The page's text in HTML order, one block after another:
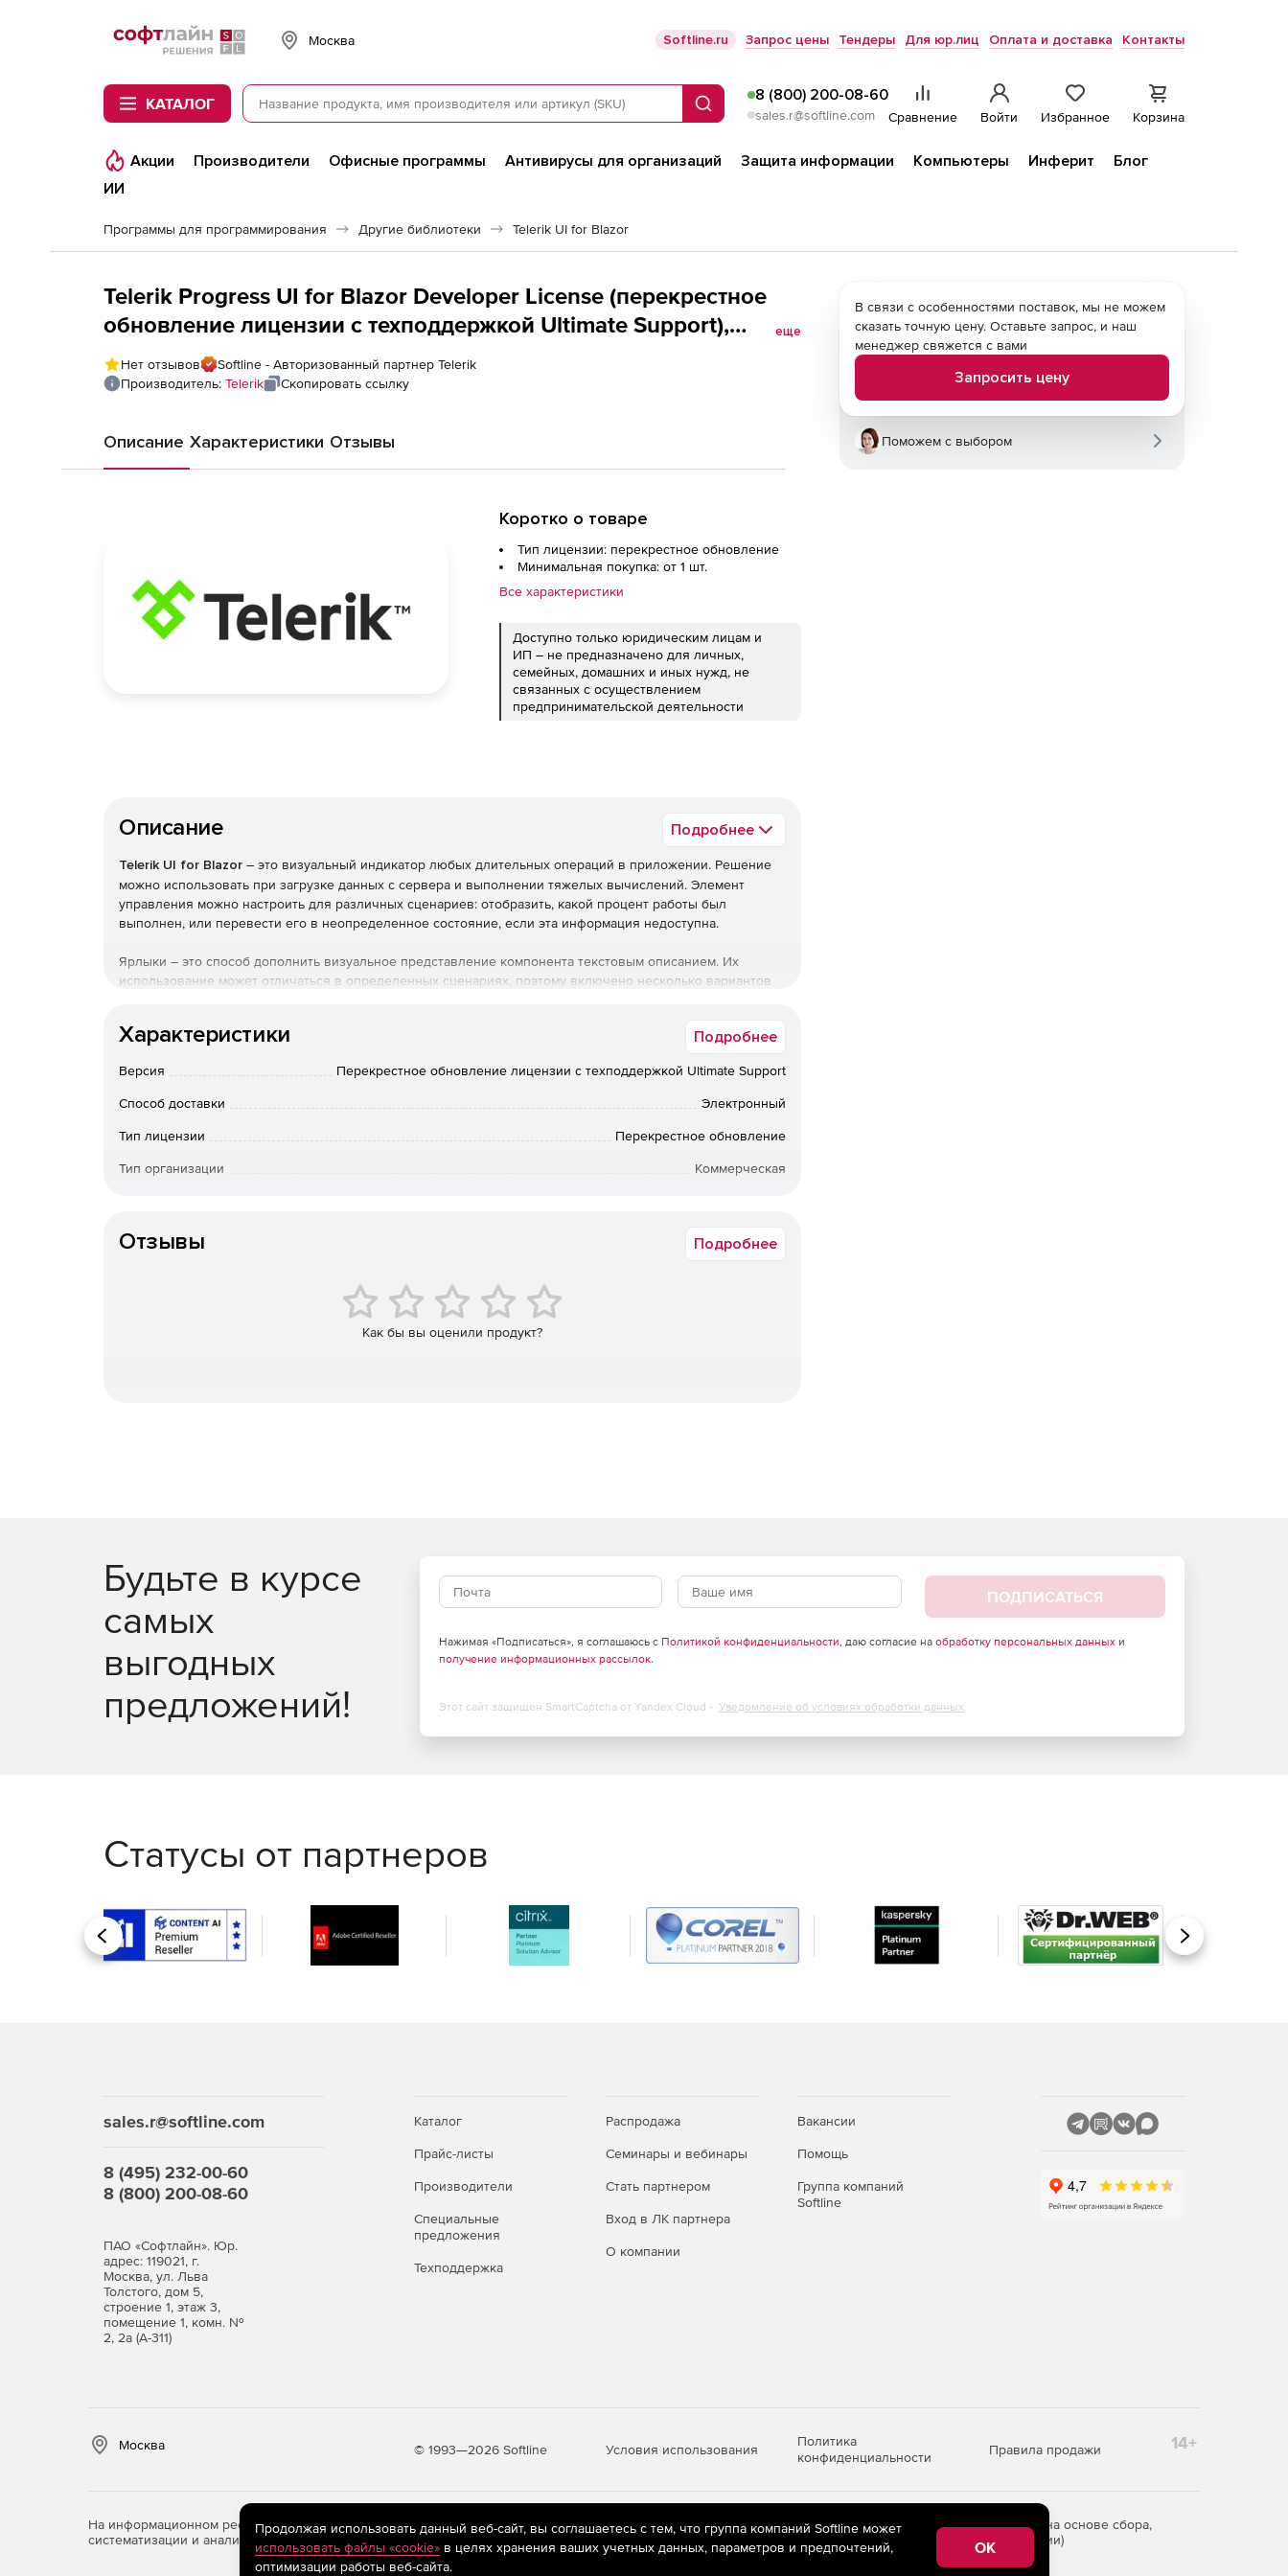
Softline
Москва Softline.ru Запрос цены Тендеры Для юр.лиц Оплата и доставка Контакты
КАТАЛОГ Поиск
8 (800) 200-08-60
sales.r@softline.com Сравнение Войти Избранное Корзина
Акции Производители Офисные программы Антивирусы для организаций Защита информации Компьютеры Инферит
Блог
ИИ
Программы для программирования Другие библиотеки Telerik UI for Blazor
Telerik Progress UI for Blazor Developer License (перекрестное
обновление лицензии с техподдержкой Ultimate Support),
Telerik Progress UI for Blazor Developer License - Ultimate Support
to Progress DevCraft Complete + PHP &amp; JSP 60 day upgrade
еще
Нет отзывов
Softline - Авторизованный партнер Telerik
Производитель: Telerik Скопировать ссылку
Описание Характеристики Отзывы
Коротко о товаре
Тип лицензии: перекрестное обновление
Минимальная покупка: от 1 шт.
Все характеристики
Доступно только юридическим лицам и
ИП – не предназначено для личных,
семейных, домашних и иных нужд, не
связанных с осуществлением
предпринимательской деятельности
Описание Подробнее
Telerik UI for Blazor – это визуальный индикатор любых длительных операций в приложении. Решение
можно использовать при загрузке данных с сервера и выполнении тяжелых вычислений. Элемент
управления можно настроить для различных сценариев: отобразить, какой процент работы был
выполнен, или перевести его в неопределенное состояние, если эта информация недоступна.
Ярлыки – это способ дополнить визуальное представление компонента текстовым описанием. Их
использование может отличаться в определенных сценариях, поэтому включено несколько вариантов
значения атрибута.
Перевод ProgressBar в неопределенное состояние отключает индикатор выполнения. Можно
сколько времени займет текущая операция, но все же покажет им, что программа запущена.
Default (наш собственный стиль), Material (на основе рекомендаций по дизайну материалов) и Bootstrap
Характеристики Подробнее
Версия Перекрестное обновление лицензии с техподдержкой Ultimate Support
Способ доставки Электронный
Тип лицензии Перекрестное обновление
Тип организации Коммерческая
Отзывы Подробнее
Как бы вы оценили продукт?
В связи с особенностями поставок, мы не можем
сказать точную цену. Оставьте запрос, и наш
менеджер свяжется с вами
Запросить цену
Поможем с выбором
Будьте в курсе
самых
выгодных
предложений!
ПОДПИСАТЬСЯ
Нажимая «Подписаться», я соглашаюсь с Политикой конфиденциальности, даю согласие на обработку персональных данныхи
получение информационных рассылок.
Этот сайт защищен SmartCaptcha от Yandex Cloud - Уведомление об условиях обработки данных
Статусы от партнеров
Назад Вперед
sales.r@softline.com
8 (495) 232-00-60
8 (800) 200-08-60
ПАО «Софтлайн». Юр.
адрес: 119021, г.
Москва, ул. Льва
Толстого, дом 5,
строение 1, этаж 3,
помещение 1, комн. №
2, 2а (А-311)
Каталог
Прайс-листы
Производители
Специальные
предложения
Техподдержка
Распродажа
Семинары и вебинары
Стать партнером
Вход в ЛК партнера
О компании
Вакансии
Помощь
Группа компаний
Softline
Москва © 1993—2026 Softline Условия использования
Политика
конфиденциальности
Правила продажи 14+
На информационном ресурсе store.softline.ru применяютсярекомендательные технологии(информационные технологии предоставления информации на основе сбора,
систематизации и анализа сведений, относящихся к предпочтениям пользователей сети «Интернет», находящихся на территории Российской Федерации)
Продолжая использовать данный веб-сайт, вы соглашаетесь с тем, что группа компаний Softline может
использовать файлы «cookie»в целях хранения ваших учетных данных, параметров и предпочтений,
оптимизации работы веб-сайта.
OK